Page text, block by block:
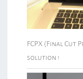
FCPX (Final Cut
solution !